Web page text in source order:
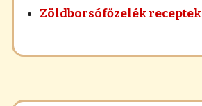
Zöldborsófőzelék receptek